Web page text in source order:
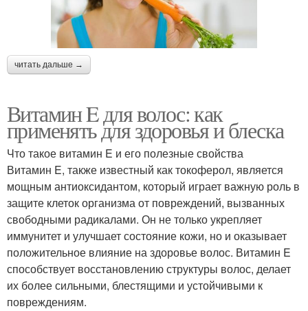
читать дальше →
Витамин E для волос: как
применять для здоровья и блеска
Что такое витамин E и его полезные свойства
Витамин E, также известный как токоферол, является
мощным антиоксидантом, который играет важную роль в
защите клеток организма от повреждений, вызванных
свободными радикалами. Он не только укрепляет
иммунитет и улучшает состояние кожи, но и оказывает
положительное влияние на здоровье волос. Витамин E
способствует восстановлению структуры волос, делает
их более сильными, блестящими и устойчивыми к
повреждениям.